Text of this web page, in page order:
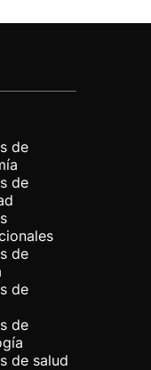
de
de
de
de
de
de salud